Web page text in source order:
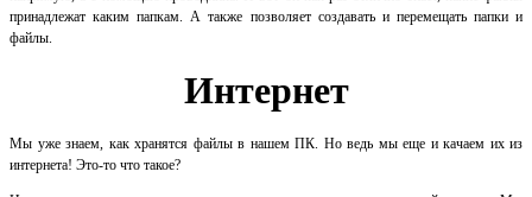
принадлежат каким папкам. А также позволяет создавать и перемещать папки и
файлы.
Интернет
Мы уже знаем, как хранятся файлы в нашем ПК. Но ведь мы еще и качаем их из
интернета! Это-то что такое?